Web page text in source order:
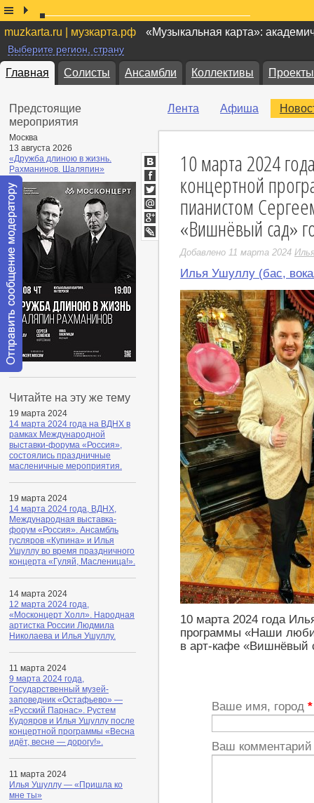
muzkarta.ru | музкарта.рф «Музыкальная карта»:
Выберите регион, страну
Главная Солисты Ансамбли Коллективы Проекты
Предстоящие
мероприятия
Москва
13 августа 2026
«Дружба длиною в жизнь.
Рахманинов. Шаляпин»
Читайте на эту же тему
19 марта 2024
14 марта 2024 года на ВДНХ в
рамках Международной
выставки-форума «Россия»,
состоялись праздничные
масленичные мероприятия.
19 марта 2024
14 марта 2024 года, ВДНХ,
Международная выставка-
форум «Россия». Ансамбль
гусляров «Купина» и Илья
Ушуллу во время праздничного
концерта «Гуляй, Масленица!».
14 марта 2024
12 марта 2024 года,
«Москонцерт Холл». Народная
артистка России Людмила
Николаева и Илья Ушуллу.
11 марта 2024
9 марта 2024 года,
Государственный музей-
заповедник «Остафьево» —
«Русский Парнас». Рустем
Кудояров и Илья Ушуллу после
концертной программы «Весна
идёт, весне — дорогу!».
11 марта 2024
Илья Ушуллу — «Пришла ко
мне ты»
Лента Афиша
10 марта 2024
концертной
пианистом
«Вишнёвый сад»
Добавлено 11 марта 2024
Илья Ушуллу (бас,
10 марта 2024 года
программы «Наши
в арт-кафе «Вишнёвый
ВКонтакте
Facebook
Twitter
Мой
Мир
Google+
LiveJournal
Ваше имя, город *
Ваш
Отправить
модератору